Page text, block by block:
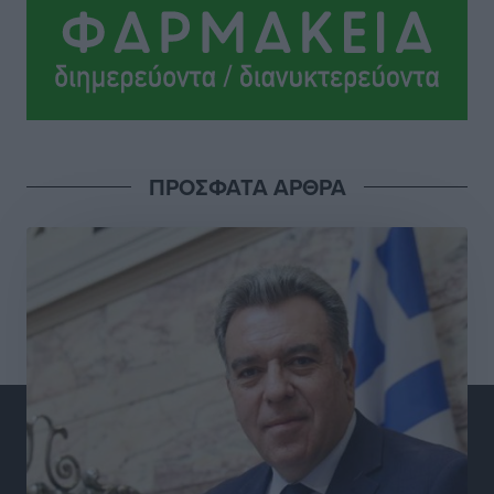
Τοπικές Ειδήσεις πριν 4 ώρες
Στη διαδικασία της απευθείας διαπραγμάτευσης ο
Στο Αυτόφωρο 47χρονος που φέρεται να απείλησε τη
70χρονη μητέρα του όταν εκείνη αρνήθηκε να του
δώσει χρήματα για ναρκωτικά
Τοπικές Ειδήσεις
Ασφαλιστικά μέτρα από το Ελληνικό Δημόσιο κατά
του 39χρονου για τις δολιοφθορές στο Radar
Ατάβυρου
ΠΡΟΣΦΑΤΑ ΑΡΘΡΑ